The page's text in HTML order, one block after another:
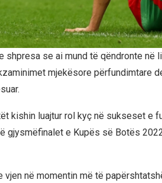
shpresa se ai mund të qëndronte në
mjekësore përfundimtare
kishin luajtur rol kyç në sukseset e
gjysmëfinalet e Kupës së Botës
vjen në momentin më të